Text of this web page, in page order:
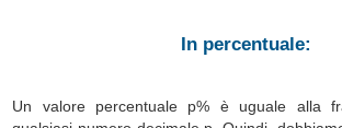
In percentuale:
Un valore percentuale p% è uguale alla